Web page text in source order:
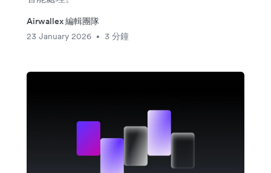
Airwallex 編輯團隊
23 January 2026
• 3 分鐘